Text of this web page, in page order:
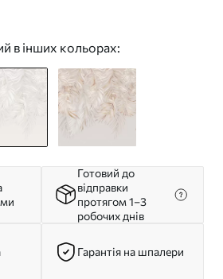
в інших кольорах:
Готовий до
відправки
протягом 1–3
робочих днів
Гарантія на шпалери